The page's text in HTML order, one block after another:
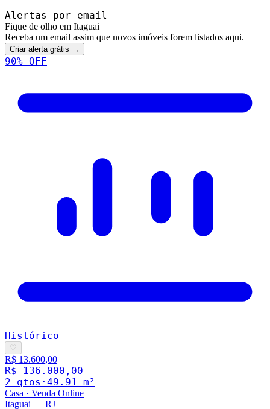
Alertas por email
Fique de olho em Itaguai
Receba um email assim que novos imóveis forem listados aqui.
Criar alerta grátis →
90% OFF
Histórico
♡
R$ 13.600,00
R$ 136.000,00
2 qtos · 49.91 m²
Casa · Venda Online
Itaguai — RJ